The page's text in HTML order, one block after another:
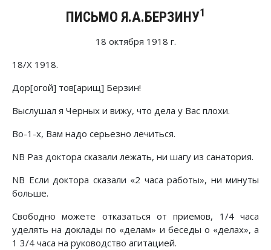
ПИСЬМО Я.А.БЕРЗИНУ1
18 октября 1918 г.
18/Х 1918.
Дор[огой] тов[арищ] Берзин!
Выслушал я Черных и вижу, что дела у Вас плохи.
Во-1-х, Вам надо серьезно лечиться.
NB Раз доктора сказали лежать, ни шагу из санатория.
NB Если доктора сказали «2 часа работы», ни минуты
больше.
Свободно можете отказаться от приемов, 1/4 часа
уделять на доклады по «делам» и беседы о «делах», а
1 3/4 часа на руководство агитацией.